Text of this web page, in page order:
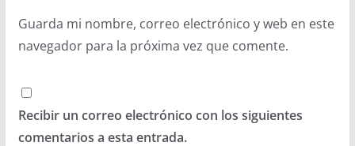
Guarda mi nombre, correo electrónico y web en este
navegador para la próxima vez que comente.
Recibir un correo electrónico con los siguientes
comentarios a esta entrada.